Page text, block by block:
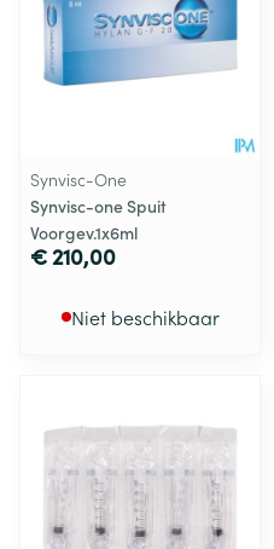
Synvisc-One
Synvisc-one Spuit
Voorgev.1x6ml
€ 210,00
Niet beschikbaar